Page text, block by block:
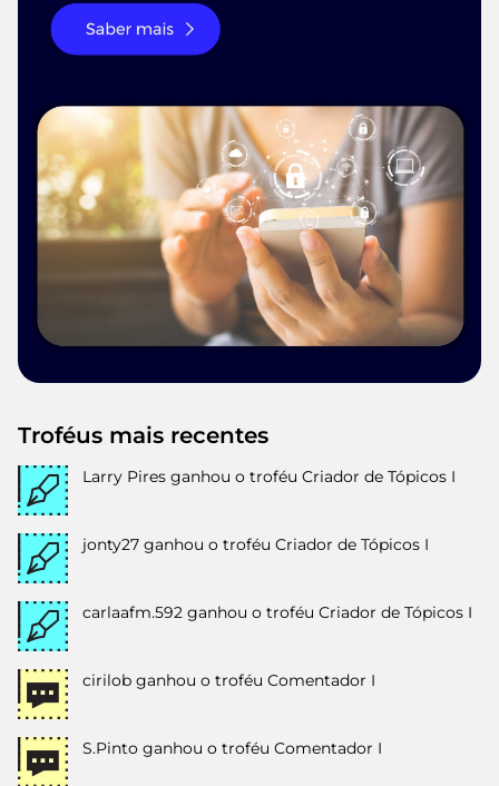
Troféus mais recentes
Larry Pires ganhou o troféu Criador de Tópicos I
jonty27 ganhou o troféu Criador de Tópicos I
carlaafm.592 ganhou o troféu Criador de Tópicos I
cirilob ganhou o troféu Comentador I
S.Pinto ganhou o troféu Comentador I